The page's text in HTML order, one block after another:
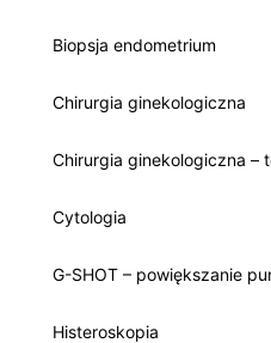
Biopsja endometrium
Chirurgia ginekologiczna
Chirurgia ginekologiczna –
Cytologia
G-SHOT – powiększanie
Histeroskopia